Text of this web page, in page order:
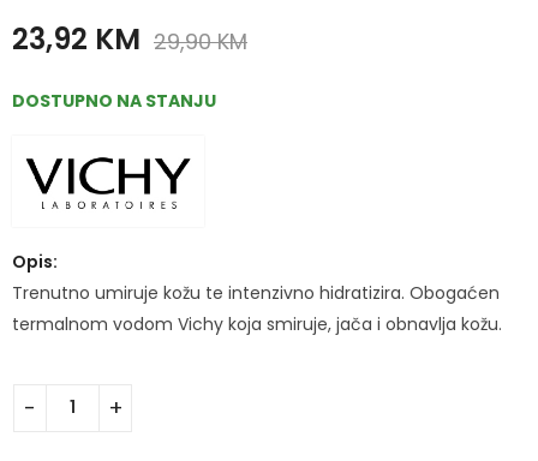
23,92 KM 29,90KM
DOSTUPNO NA STANJU
Opis:
Trenutno umiruje kožu te intenzivno hidratizira. Obogaćen
termalnom vodom Vichy koja smiruje, jača i obnavlja kožu.